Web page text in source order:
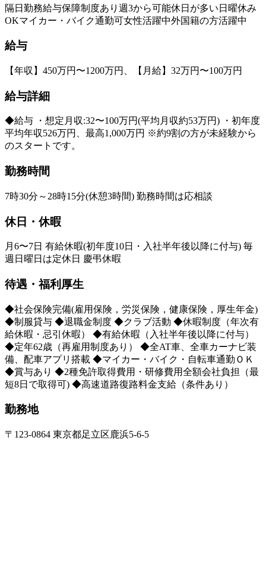
隔日勤務給与保障制度あり 週3から可能休日が多い 日曜休み
OKマイカー・バイク通勤可女性活躍中外国籍の方活躍中
給与
【年収】450万円〜1200万円、【月給】32万円〜100万円
給与詳細
◆給与 ・想定月収:32〜100万円(平均月収約53万円) ・初年度
平均年収526万円、最高1,000万円 ※約9割の方が未経験から
のスタートです。
勤務時間
7時30分～28時15分(休憩3時間) 勤務時間は応相談
休日・休暇
月6〜7日 有給休暇(初年度10日・入社半年後以降に付与) 毎
週日曜日は定休日 慶弔休暇
待遇・福利厚生
◆社会保険完備(雇用保険，労災保険，健康保険，厚生年金)
◆制服貸与 ◆退職金制度 ◆クラブ活動 ◆休暇制度（年次有
給休暇・忌引休暇） ◆有給休暇（入社半年後以降に付与）
◆定年62歳（再雇用制度あり） ◆全AT車、全車カーナビ装
備、配車アプリ搭載 ◆マイカー・バイク・自転車通勤ＯＫ
◆賞与あり ◆2種免許取得費用・研修費用全額会社負担（最
短8日で取得可) ◆高速道路復路料金支給（条件あり）
勤務地
〒123-0864 東京都足立区鹿浜5-6-5